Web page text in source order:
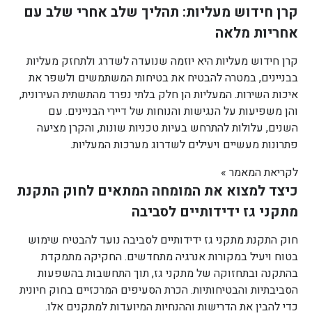
קרן חידוש מעליות: תהליך שלב אחרי שלב עם
אחריות מלאה
קרן חידוש מעליות היא יוזמה שנועדה לשדרג ולתחזק מעליות
בבניינים, במטרה להבטיח את בטיחות המשתמשים ולשפר את
איכות השירות. המעליות הן חלק בלתי נפרד מהתשתית העירונית,
והן משפיעות על הנגישות והנוחות של דיירי הבניינים. עם
השנים, עלולות להתרחש בעיות טכניות שונות, והקרן מציעה
פתרונות מעשיים ויעילים לשדרוג מערכות המעליות.
לקריאת המאמר »
כיצד למצוא את המומחה המתאים לחוק התקנת
מתקני גז ידידותיים לסביבה
חוק התקנת מתקני גז ידידותיים לסביבה נועד להבטיח שימוש
בטוח ויעיל במקורות אנרגיה מתחדשים. החקיקה מתמקדת
בהתקנה ובתחזוקה של מתקני גז, תוך התחשבות בהשפעות
הסביבתיות והבטיחותיות. הכרת הסעיפים המרכזיים בחוק חיונית
כדי להבין את הדרישות וההנחיות המיועדות למתקנים אלו.